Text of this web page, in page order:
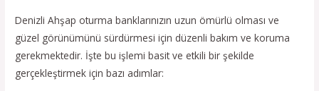
Denizli Ahşap oturma banklarınızın uzun ömürlü olması ve
güzel görünümünü sürdürmesi için düzenli bakım ve koruma
gerekmektedir. İşte bu işlemi basit ve etkili bir şekilde
gerçekleştirmek için bazı adımlar: